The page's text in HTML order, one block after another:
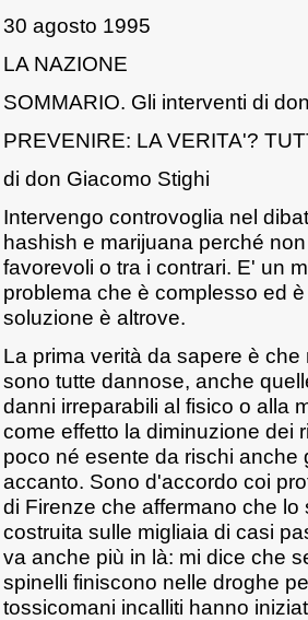
30 agosto 1995
LA NAZIONE
SOMMARIO. Gli interventi di
PREVENIRE: LA VERITA'?
di don Giacomo Stighi
Intervengo controvoglia nel
hashish e marijuana perché
favorevoli o tra i contrari. E' un
problema che è complesso ed
soluzione è altrove.
La prima verità da sapere è
sono tutte dannose, anche
danni irreparabili al fisico o alla
come effetto la diminuzione dei
poco né esente da rischi anche
accanto. Sono d'accordo coi
di Firenze che affermano che
costruita sulle migliaia di casi
va anche più in là: mi dice che
spinelli finiscono nelle droghe
tossicomani incalliti hanno